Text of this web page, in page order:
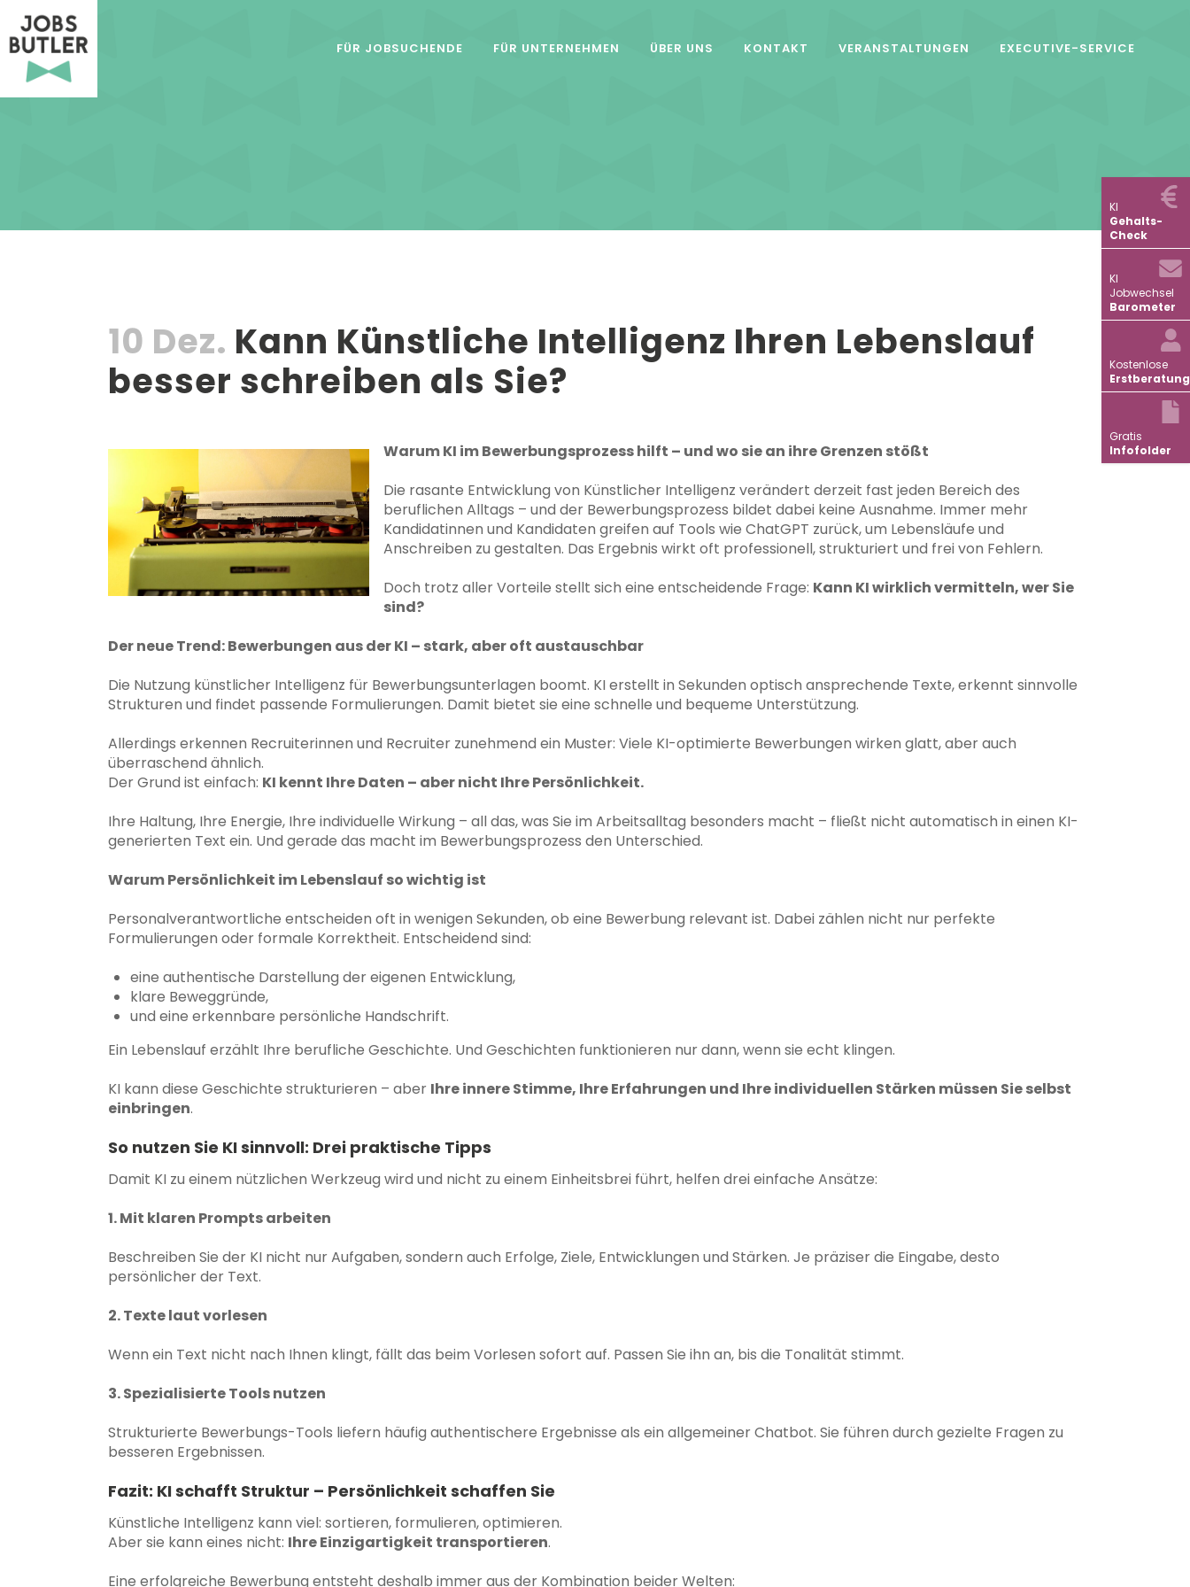
KI
Gehalts-
Check
KI
Jobwechsel
Barometer
Kostenlose
Erstberatung
Gratis
Infofolder
FÜR JOBSUCHENDE FÜR UNTERNEHMEN ÜBER UNS KONTAKT VERANSTALTUNGEN EXECUTIVE-SERVICE
10 Dez. Kann Künstliche Intelligenz Ihren Lebenslauf
besser schreiben als Sie?
Warum KI im Bewerbungsprozess hilft – und wo sie an ihre Grenzen stößt
Die rasante Entwicklung von Künstlicher Intelligenz verändert derzeit fast jeden Bereich des
beruflichen Alltags – und der Bewerbungsprozess bildet dabei keine Ausnahme. Immer mehr
Kandidatinnen und Kandidaten greifen auf Tools wie ChatGPT zurück, um Lebensläufe und
Anschreiben zu gestalten. Das Ergebnis wirkt oft professionell, strukturiert und frei von Fehlern.
Doch trotz aller Vorteile stellt sich eine entscheidende Frage: Kann KI wirklich vermitteln, wer Sie
sind?
Der neue Trend: Bewerbungen aus der KI – stark, aber oft austauschbar
Die Nutzung künstlicher Intelligenz für Bewerbungsunterlagen boomt. KI erstellt in Sekunden optisch ansprechende Texte, erkennt sinnvolle
Strukturen und findet passende Formulierungen. Damit bietet sie eine schnelle und bequeme Unterstützung.
Allerdings erkennen Recruiterinnen und Recruiter zunehmend ein Muster: Viele KI-optimierte Bewerbungen wirken glatt, aber auch
überraschend ähnlich.
Der Grund ist einfach: KI kennt Ihre Daten – aber nicht Ihre Persönlichkeit.
Ihre Haltung, Ihre Energie, Ihre individuelle Wirkung – all das, was Sie im Arbeitsalltag besonders macht – fließt nicht automatisch in einen KI-
generierten Text ein. Und gerade das macht im Bewerbungsprozess den Unterschied.
Warum Persönlichkeit im Lebenslauf so wichtig ist
Personalverantwortliche entscheiden oft in wenigen Sekunden, ob eine Bewerbung relevant ist. Dabei zählen nicht nur perfekte
Formulierungen oder formale Korrektheit. Entscheidend sind:
eine authentische Darstellung der eigenen Entwicklung,
klare Beweggründe,
und eine erkennbare persönliche Handschrift.
Ein Lebenslauf erzählt Ihre berufliche Geschichte. Und Geschichten funktionieren nur dann, wenn sie echt klingen.
KI kann diese Geschichte strukturieren – aber Ihre innere Stimme, Ihre Erfahrungen und Ihre individuellen Stärken müssen Sie selbst
einbringen.
So nutzen Sie KI sinnvoll: Drei praktische Tipps
Damit KI zu einem nützlichen Werkzeug wird und nicht zu einem Einheitsbrei führt, helfen drei einfache Ansätze:
1. Mit klaren Prompts arbeiten
Beschreiben Sie der KI nicht nur Aufgaben, sondern auch Erfolge, Ziele, Entwicklungen und Stärken. Je präziser die Eingabe, desto
persönlicher der Text.
2. Texte laut vorlesen
Wenn ein Text nicht nach Ihnen klingt, fällt das beim Vorlesen sofort auf. Passen Sie ihn an, bis die Tonalität stimmt.
3. Spezialisierte Tools nutzen
Strukturierte Bewerbungs-Tools liefern häufig authentischere Ergebnisse als ein allgemeiner Chatbot. Sie führen durch gezielte Fragen zu
besseren Ergebnissen.
Fazit: KI schafft Struktur – Persönlichkeit schaffen Sie
Künstliche Intelligenz kann viel: sortieren, formulieren, optimieren.
Aber sie kann eines nicht: Ihre Einzigartigkeit transportieren.
Eine erfolgreiche Bewerbung entsteht deshalb immer aus der Kombination beider Welten: